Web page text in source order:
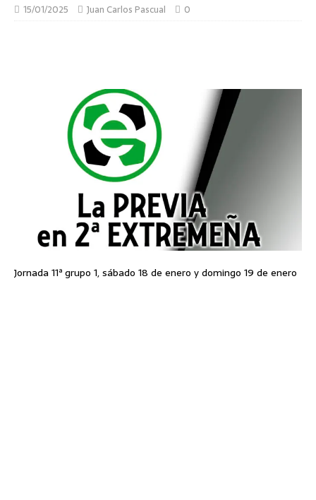
15/01/2025 Juan Carlos Pascual 0
Jornada 11ª grupo 1, sábado 18 de enero y domingo 19 de enero